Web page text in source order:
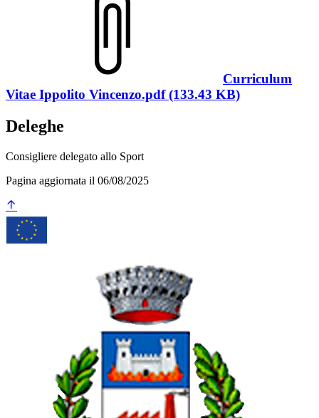
Curriculum
Vitae Ippolito Vincenzo.pdf (133.43 KB)
Deleghe
Consigliere delegato allo Sport
Pagina aggiornata il 06/08/2025